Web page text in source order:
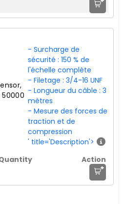
50000
- Surcharge de
sécurité : 150 % de
l'échelle complète
- Filetage : 3/4-16 UNF
- Longueur du câble : 3
mètres
- Mesure des forces de
traction et de
compression
' title='Description'>
+